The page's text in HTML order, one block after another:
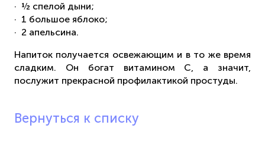
· ½ спелой дыни;
· 1 большое яблоко;
· 2 апельсина.
Напиток получается освежающим и в то же время
сладким. Он богат витамином С, а значит,
послужит прекрасной профилактикой простуды.
Вернуться к списку